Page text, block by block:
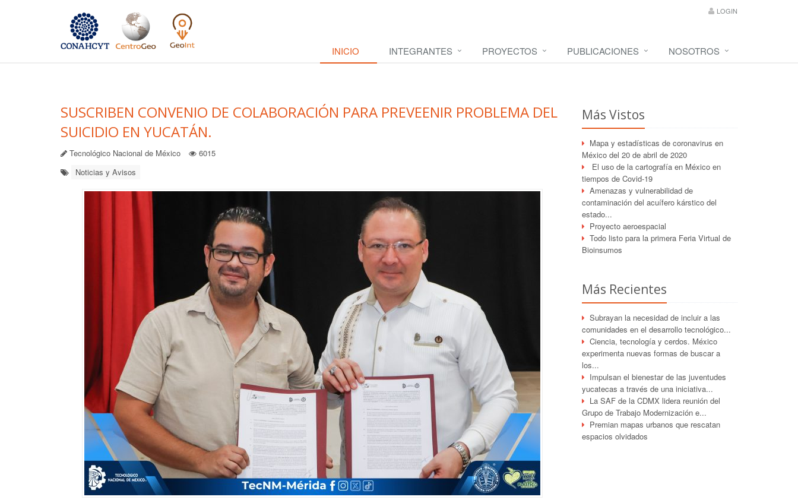
LOGIN
INICIO INTEGRANTES PROYECTOS PUBLICACIONES NOSOTROS
SUSCRIBEN CONVENIO DE COLABORACIÓN PARA PREVEENIR PROBLEMA DEL
SUICIDIO EN YUCATÁN.
Tecnológico Nacional de México
6015
Noticias y Avisos
Más Vistos
Mapa y estadísticas de coronavirus en
México del 20 de abril de 2020
El uso de la cartografía en México en
tiempos de Covid-19
Amenazas y vulnerabilidad de
contaminación del acuífero kárstico del
estado...
Proyecto aeroespacial
Todo listo para la primera Feria Virtual de
Bioinsumos
Más Recientes
Subrayan la necesidad de incluir a las
comunidades en el desarrollo tecnológico...
Ciencia, tecnología y cerdos. México
experimenta nuevas formas de buscar a
los...
Impulsan el bienestar de las juventudes
yucatecas a través de una iniciativa...
La SAF de la CDMX lidera reunión del
Grupo de Trabajo Modernización e...
Premian mapas urbanos que rescatan
espacios olvidados